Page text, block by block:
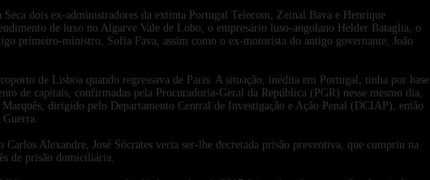
dois ex-administradores da extinta Portugal Telecom, Zeinal Bava e Henrique
de luxo no Algarve Vale de Lobo, o empresário luso-angolano Helder Bataglia, o
primeiro-ministro, Sofia Fava, assim como o ex-motorista do antigo governante, João
de Lisboa quando regressava de Paris. A situação, inédita em Portugal, tinha por base
de capitais, confirmadas pela Procuradoria-Geral da República (PGR) nesse mesmo dia,
dirigido pelo Departamento Central de Investigação e Ação Penal (DCIAP), então
Alexandre, José Sócrates veria ser-lhe decretada prisão preventiva, que cumpriu na
de prisão domiciliária.